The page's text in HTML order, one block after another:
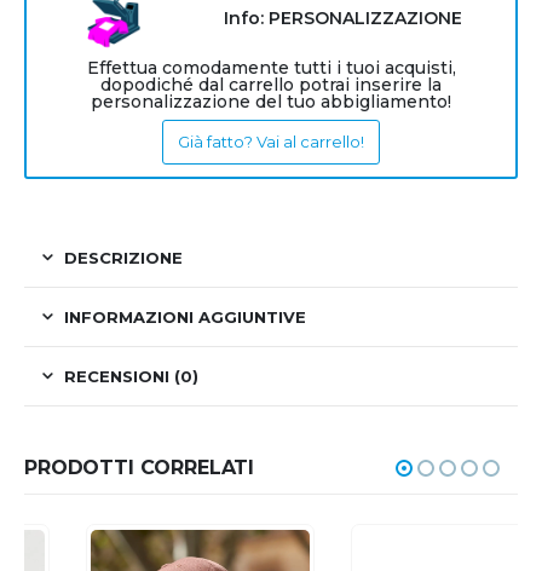
Info: PERSONALIZZAZIONE
Effettua comodamente tutti i tuoi acquisti,
dopodiché dal carrello potrai inserire la
personalizzazione del tuo abbigliamento!
Già fatto? Vai al carrello!
DESCRIZIONE
INFORMAZIONI AGGIUNTIVE
RECENSIONI (0)
PRODOTTI CORRELATI